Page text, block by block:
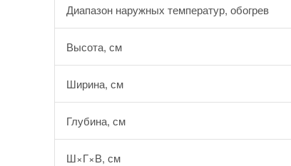
Диапазон наружных температур, обогрев
Высота, см
Ширина, см
Глубина, см
Ш×Г×В, см